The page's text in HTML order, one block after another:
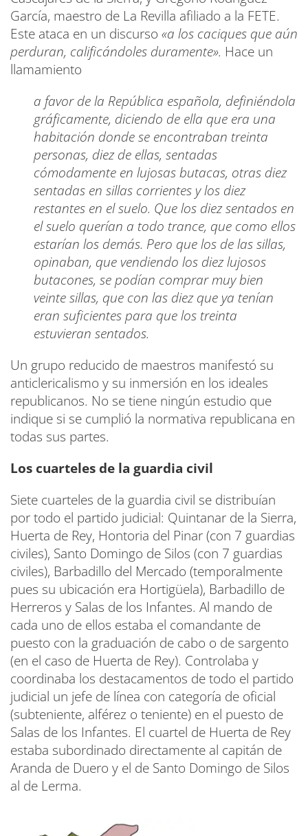
García, maestro de La Revilla afiliado a la FETE.
Este ataca en un discurso «a los caciques que aún
perduran, calificándoles duramente». Hace un
llamamiento
a favor de la República española, definiéndola
gráficamente, diciendo de ella que era una
habitación donde se encontraban treinta
personas, diez de ellas, sentadas
cómodamente en lujosas butacas, otras diez
sentadas en sillas corrientes y los diez
restantes en el suelo. Que los diez sentados en
el suelo querían a todo trance, que como ellos
estarían los demás. Pero que los de las sillas,
opinaban, que vendiendo los diez lujosos
butacones, se podían comprar muy bien
veinte sillas, que con las diez que ya tenían
eran suficientes para que los treinta
estuvieran sentados.
Un grupo reducido de maestros manifestó su
anticlericalismo y su inmersión en los ideales
republicanos. No se tiene ningún estudio que
indique si se cumplió la normativa republicana en
todas sus partes.
Los cuarteles de la guardia civil
Siete cuarteles de la guardia civil se distribuían
por todo el partido judicial: Quintanar de la Sierra,
Huerta de Rey, Hontoria del Pinar (con 7 guardias
civiles), Santo Domingo de Silos (con 7 guardias
civiles), Barbadillo del Mercado (temporalmente
pues su ubicación era Hortigüela), Barbadillo de
Herreros y Salas de los Infantes. Al mando de
cada uno de ellos estaba el comandante de
puesto con la graduación de cabo o de sargento
(en el caso de Huerta de Rey). Controlaba y
coordinaba los destacamentos de todo el partido
judicial un jefe de línea con categoría de oficial
(subteniente, alférez o teniente) en el puesto de
Salas de los Infantes. El cuartel de Huerta de Rey
estaba subordinado directamente al capitán de
Aranda de Duero y el de Santo Domingo de Silos
al de Lerma.